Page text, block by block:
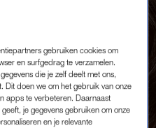
gebruiken cookies om
en surfgedrag te verzamelen.
die je zelf deelt met ons,
Dit doen we om het gebruik van onze
apps te verbeteren. Daarnaast
je gegevens gebruiken om onze
en je relevante